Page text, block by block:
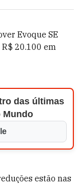
Evoque SE
20.100 em
das últimas
Mundo
estão nas